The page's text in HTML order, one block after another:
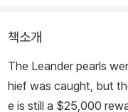
책소개
The Leander pearls
hief was caught, but
e is still a $25,000